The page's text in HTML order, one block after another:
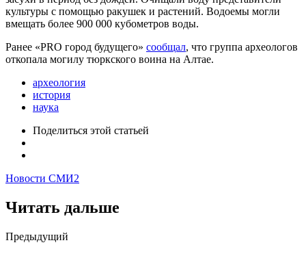
культуры с помощью ракушек и растений. Водоемы могли
вмещать более 900 000 кубометров воды.
Ранее «PRO город будущего» сообщал, что группа археологов
откопала могилу тюркского воина на Алтае.
археология
история
наука
Поделиться этой статьей
Новости СМИ2
Читать дальше
Post
Предыдущий